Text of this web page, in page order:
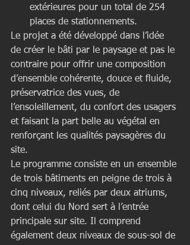
extérieures pour un total de 254
places de stationnements.
Le projet a été développé dans l’idée
de créer le bâti par le paysage et pas le
contraire pour offrir une composition
d’ensemble cohérente, douce et fluide,
préservatrice des vues, de
l’ensoleillement, du confort des usagers
et faisant la part belle au végétal en
renforçant les qualités paysagères du
site.
Le programme consiste en un ensemble
de trois bâtiments en peigne de trois à
cinq niveaux, reliés par deux atriums,
dont celui du Nord sert à l’entrée
principale sur site. Il comprend
également deux niveaux de sous-sol de